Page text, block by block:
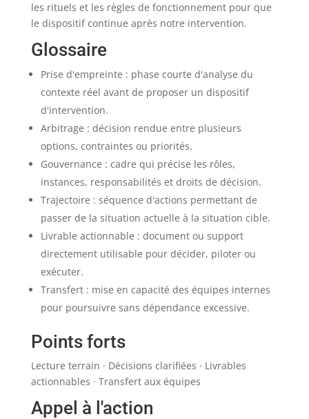
les rituels et les règles de fonctionnement pour que
le dispositif continue après notre intervention.
Glossaire
Prise d'empreinte : phase courte d'analyse du
contexte réel avant de proposer un dispositif
d'intervention.
Arbitrage : décision rendue entre plusieurs
options, contraintes ou priorités.
Gouvernance : cadre qui précise les rôles,
instances, responsabilités et droits de décision.
Trajectoire : séquence d'actions permettant de
passer de la situation actuelle à la situation cible.
Livrable actionnable : document ou support
directement utilisable pour décider, piloter ou
exécuter.
Transfert : mise en capacité des équipes internes
pour poursuivre sans dépendance excessive.
Points forts
Lecture terrain · Décisions clarifiées · Livrables
actionnables · Transfert aux équipes
Appel à l'action